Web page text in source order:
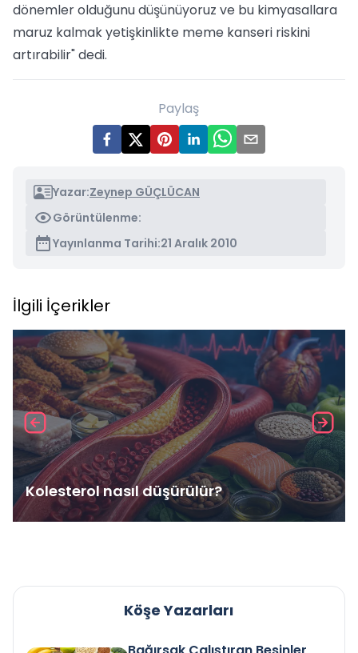
dönemler olduğunu düşünüyoruz ve bu kimyasallara
maruz kalmak yetişkinlikte meme kanseri riskini
artırabilir" dedi.
Paylaş
Yazar:Zeynep GÜÇLÜCAN
Görüntülenme:
Yayınlanma Tarihi:21 Aralık 2010
İlgili İçerikler
Kolesterol nasıl düşürülür?
Köşe Yazarları